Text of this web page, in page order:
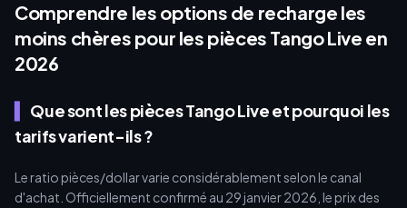
Comprendre les options de recharge les
moins chères pour les pièces Tango Live en
2026
Que sont les pièces Tango Live et pourquoi les
tarifs varient-ils ?
Le ratio pièces/dollar varie considérablement selon le canal
d'achat. Officiellement confirmé au 29 janvier 2026, le prix des